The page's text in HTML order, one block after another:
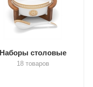
Наборы столовые
18 товаров